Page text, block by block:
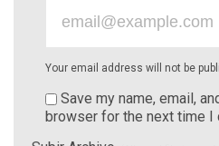
Your email address will not be
Save my name, email,
browser for the next time I